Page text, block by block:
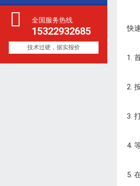
全国服务热线
15322932685
技术过硬，据实报价
快
1.
2.
3.
4.
5.